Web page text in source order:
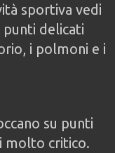
sportiva vedi
delicati
i polmoni e i
su punti
molto critico.